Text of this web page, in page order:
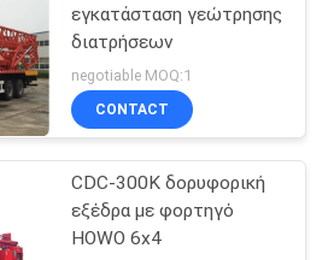
εγκατάσταση γεώτρησης
διατρήσεων
negotiable MOQ:1
CONTACT
CDC-300K δορυφορική
εξέδρα με φορτηγό
HOWO 6x4